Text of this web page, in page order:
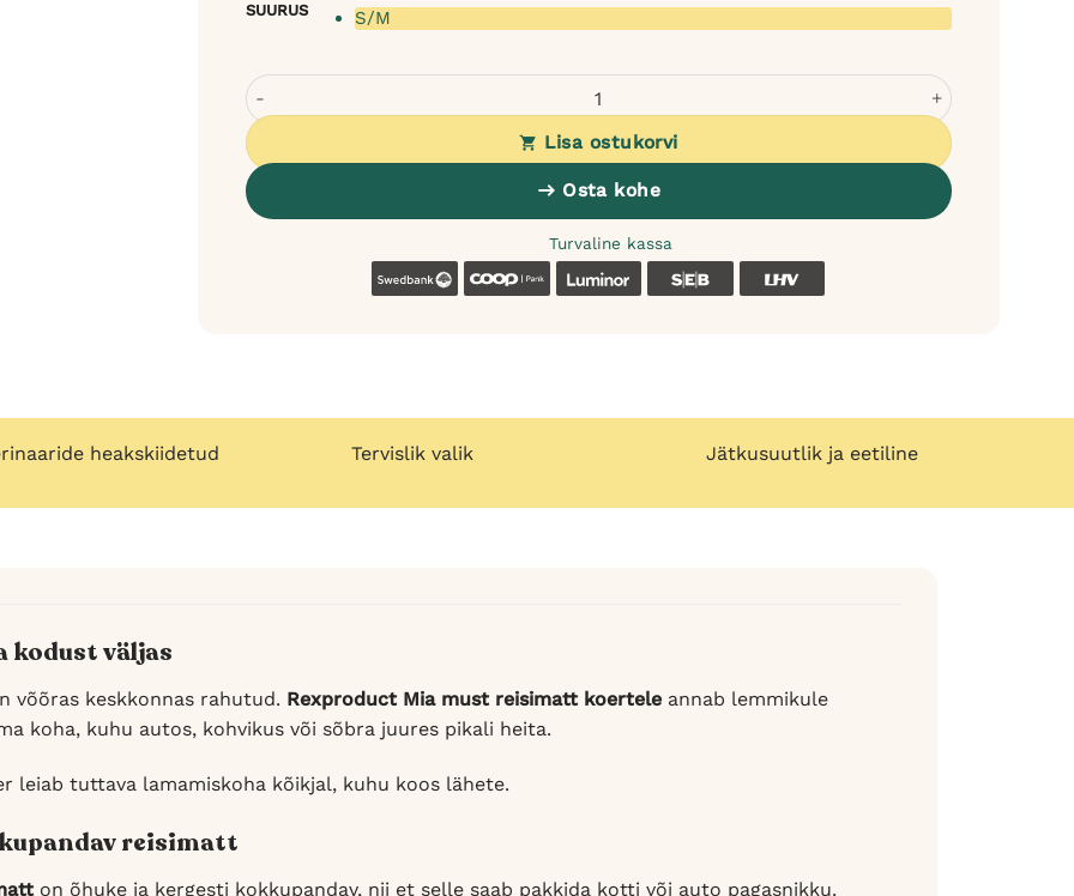
SUURUS
S/M
Rexproduct Mia must reisimatt koertele - kokkupandav kogus
Lisa ostukorvi
Osta kohe
Turvaline kassa
SwedbankCoop Luminor
heakskiidetud Tervislik valik Jätkusuutlik ja eetiline
kodust väljas
võõras keskkonnas rahutud. Rexproduct Mia must reisimatt koertele annab lemmikule
koha, kuhu autos, kohvikus või sõbra juures pikali heita.
leiab tuttava lamamiskoha kõikjal, kuhu koos lähete.
reisimatt
on õhuke ja kergesti kokkupandav, nii et selle saab pakkida kotti või auto pagasnikku.